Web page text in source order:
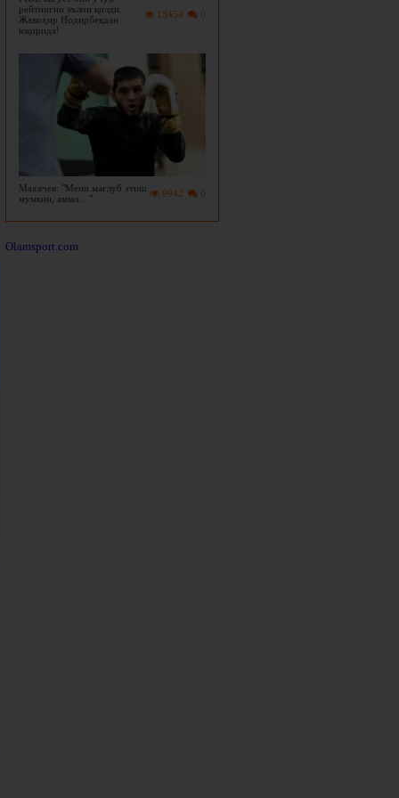
0
13454
рейтингни эълон қилди.
Жавоҳир Нодирбекдан
юқорида!
0
9942
Махачев: "Мени мағлуб этиш
мумкин, аммо…"
Olamsport.com